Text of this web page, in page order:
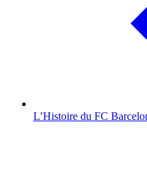
L’Histoire du FC